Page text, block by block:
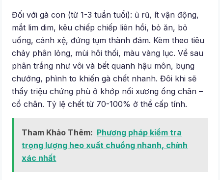
Đối với gà con (từ 1-3 tuần tuổi): ủ rũ, ít vận động,
mắt lim dim, kêu chiếp chiếp liên hồi, bỏ ăn, bỏ
uống, cánh xệ, đứng tụm thành đám. Kèm theo tiêu
chảy phân lỏng, mùi hôi thối, màu vàng lục. Về sau
phân trắng như vôi và bết quanh hậu môn, bụng
chướng, phình to khiến gà chết nhanh. Đôi khi sẽ
thấy triệu chứng phù ở khớp nối xương ống chân –
cổ chân. Tỷ lệ chết từ 70-100% ở thể cấp tính.
Tham Khảo Thêm: Phương pháp kiểm tra
trọng lượng heo xuất chuồng nhanh, chính
xác nhất